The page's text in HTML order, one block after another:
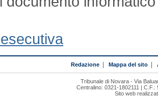
Redazione| Mappa del sito|
Tribunale di Novara - Via
Centralino: 0321-1802111 |
Sito web